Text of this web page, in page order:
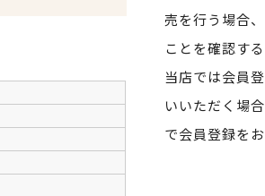
売を行う場合
ことを確認す
当店では会員
いいただく場
で会員登録を